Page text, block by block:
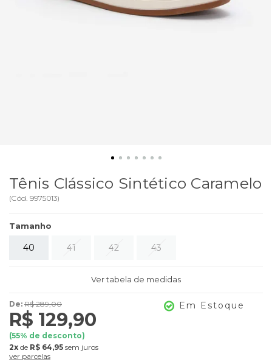
Tênis Clássico Sintético Caramelo
(Cód. 9975013)
Tamanho
40 41 42 43
Ver tabela de medidas
De: R$ 289,00
R$ 129,90
(55% de desconto)
2x de R$ 64,95 sem juros
ver parcelas
Em Estoque